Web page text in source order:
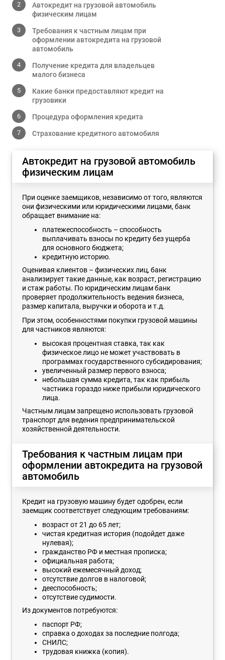
Автокредит на грузовой автомобиль
физическим лицам
Требования к частным лицам при
оформлении автокредита на грузовой
автомобиль
Получение кредита для владельцев
малого бизнеса
Какие банки предоставляют кредит на
грузовики
Процедура оформления кредита
Страхование кредитного автомобиля
Автокредит на грузовой автомобиль
физическим лицам
При оценке заемщиков, независимо от того, являются
они физическими или юридическими лицами, банк
обращает внимание на:
платежеспособность – способность
выплачивать взносы по кредиту без ущерба
для основного бюджета;
кредитную историю.
Оценивая клиентов – физических лиц, банк
анализирует такие данные, как возраст, регистрацию
и стаж работы. По юридическим лицам банк
проверяет продолжительность ведения бизнеса,
размер капитала, выручки и оборота и т.д.
При этом, особенностями покупки грузовой машины
для частников являются:
высокая процентная ставка, так как
физическое лицо не может участвовать в
программах государственного субсидирования;
увеличенный размер первого взноса;
небольшая сумма кредита, так как прибыль
частника гораздо ниже прибыли юридического
лица.
Частным лицам запрещено использовать грузовой
транспорт для ведения предпринимательской
хозяйственной деятельности.
Требования к частным лицам при
оформлении автокредита на грузовой
автомобиль
Кредит на грузовую машину будет одобрен, если
заемщик соответствует следующим требованиям:
возраст от 21 до 65 лет;
чистая кредитная история (подойдет даже
нулевая);
гражданство РФ и местная прописка;
официальная работа;
высокий ежемесячный доход;
отсутствие долгов в налоговой;
дееспособность;
отсутствие судимости.
Из документов потребуются:
паспорт РФ;
справка о доходах за последние полгода;
СНИЛС;
трудовая книжка (копия).